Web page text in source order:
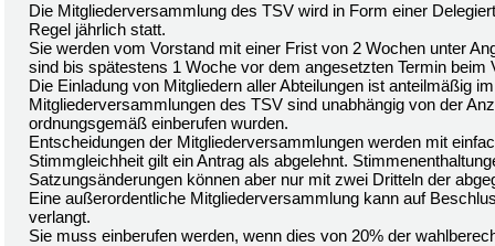
Die Mitgliederversammlung des TSV wird in Form einer
Regel jährlich statt.
Sie werden vom Vorstand mit einer Frist von 2 Wochen unter
sind bis spätestens 1 Woche vor dem angesetzten Termin
Die Einladung von Mitgliedern aller Abteilungen ist anteilmäßig
Mitgliederversammlungen des TSV sind unabhängig von der
ordnungsgemäß einberufen wurden.
Entscheidungen der Mitgliederversammlungen werden mit
Stimmgleichheit gilt ein Antrag als abgelehnt.
Satzungsänderungen können aber nur mit zwei Dritteln der
Eine außerordentliche Mitgliederversammlung kann auf
verlangt.
Sie muss einberufen werden, wenn dies von 20% der